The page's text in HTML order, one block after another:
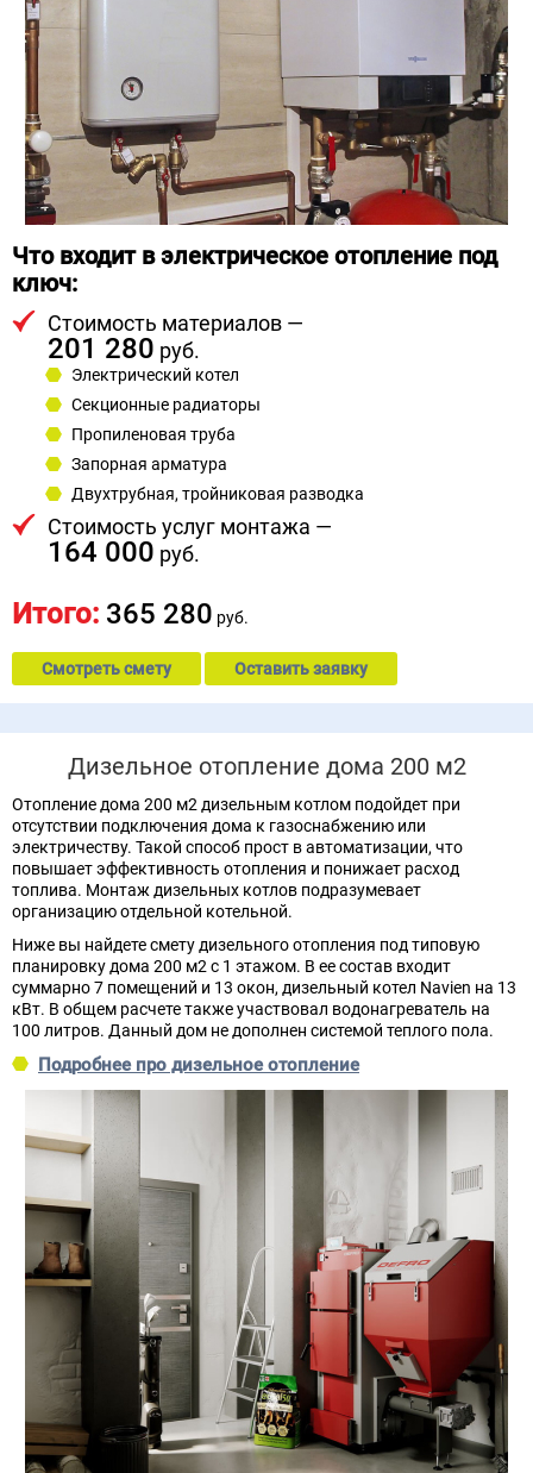
Что входит в электрическое отопление под
ключ:
Стоимость материалов —
201 280 руб.
Электрический котел
Секционные радиаторы
Пропиленовая труба
Запорная арматура
Двухтрубная, тройниковая разводка
Стоимость услуг монтажа —
164 000 руб.
Итого: 365 280 руб.
Смотреть смету Оставить заявку
Дизельное отопление дома 200 м2
Отопление дома 200 м2 дизельным котлом подойдет при
отсутствии подключения дома к газоснабжению или
электричеству. Такой способ прост в автоматизации, что
повышает эффективность отопления и понижает расход
топлива. Монтаж дизельных котлов подразумевает
организацию отдельной котельной.
Ниже вы найдете смету дизельного отопления под типовую
планировку дома 200 м2 с 1 этажом. В ее состав входит
суммарно 7 помещений и 13 окон, дизельный котел Navien на 13
кВт. В общем расчете также участвовал водонагреватель на
100 литров. Данный дом не дополнен системой теплого пола.
Подробнее про дизельное отопление